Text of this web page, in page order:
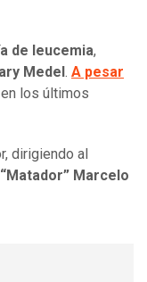
de leucemia,
Medel . A pesar
los últimos
dirigiendo al
Marcelo